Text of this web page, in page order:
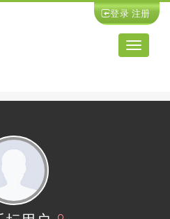
登录 注册
导
航